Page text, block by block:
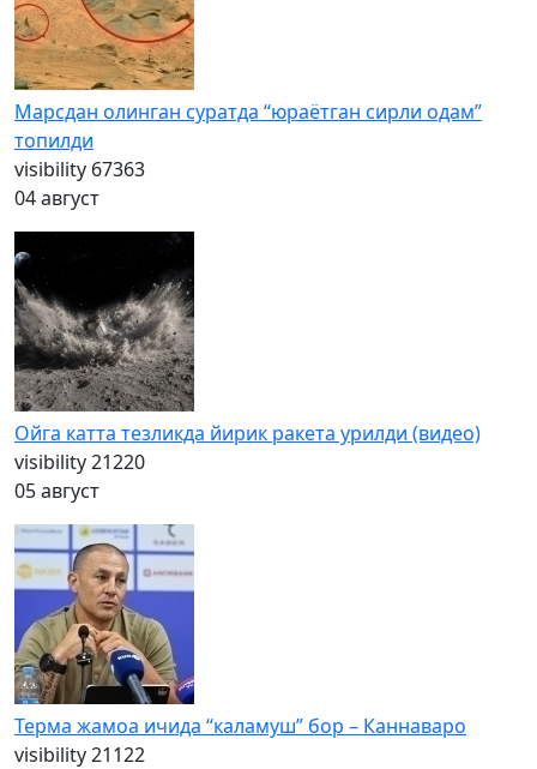
Марсдан олинган суратда “юраётган сирли одам”
топилди
visibility 67363
04 август
Ойга катта тезликда йирик ракета урилди (видео)
visibility21220
05 август
Терма жамоа ичида “каламуш” бор – Каннаваро
visibility21122